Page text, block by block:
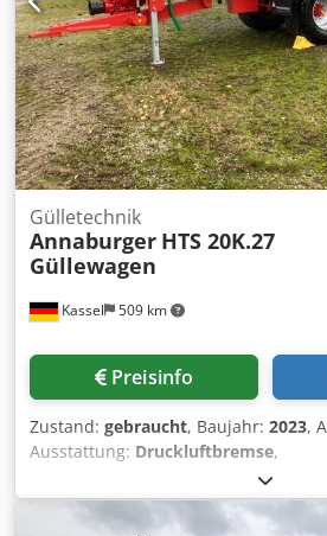
Kassel 509 km
Gülletechnik
Annaburger HTS 20K.27
Güllewagen
Preisinfo
Zustand: gebraucht, Baujahr: 2023,
Ausstattung: Druckluftbremse,